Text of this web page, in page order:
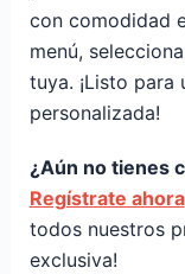
con comodidad
menú,
tuya. ¡Listo para
personalizada!
¿Aún no tienes
Regístrate ahora
todos nuestros
exclusiva!